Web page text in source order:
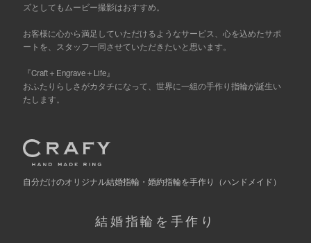
ズとしてもムービー撮影はおすすめ。
お客様に心から満足していただけるようなサービス、心を込めたサポ
ートを、スタッフ一同させていただきたいと思います。
『Craft＋Engrave＋Life』
おふたりらしさがカタチになって、世界に一組の手作り指輪が誕生い
たします。
自分だけのオリジナル結婚指輪・婚約指輪を手作り （ハンドメイド）
結婚指輪を手作り